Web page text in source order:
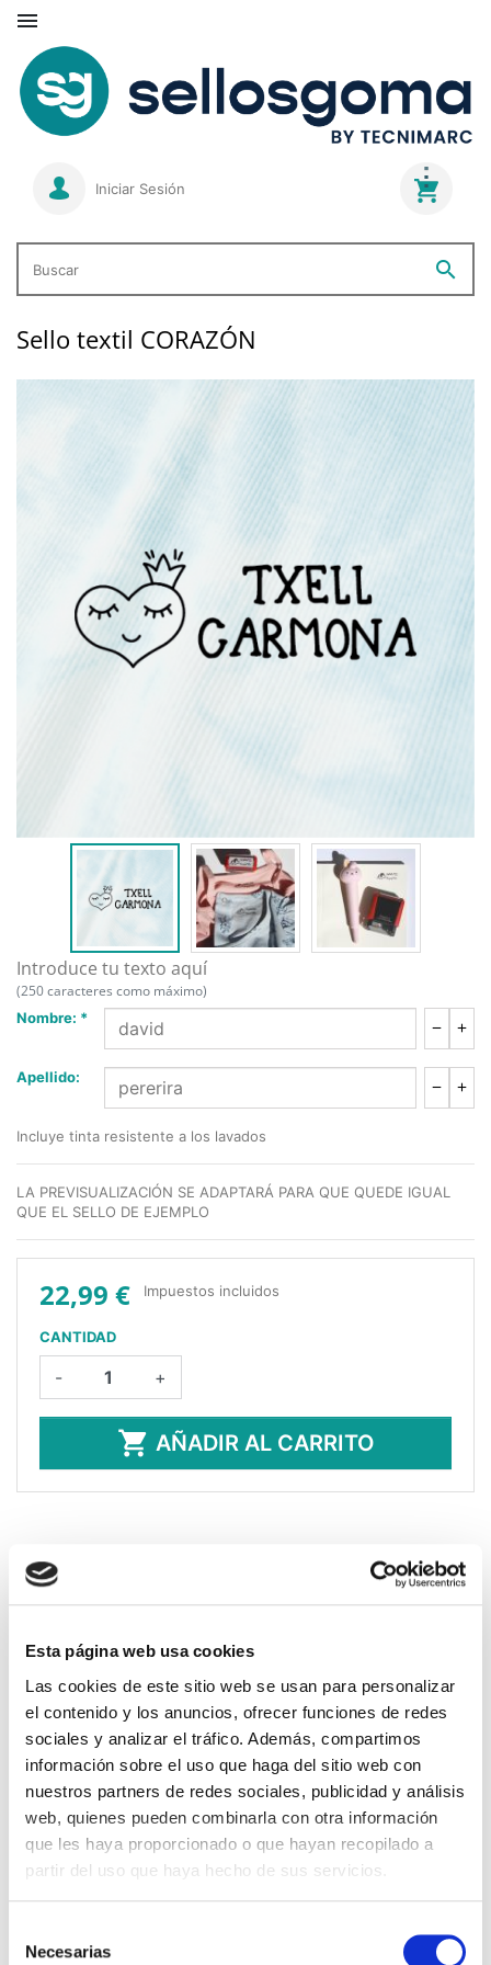
Esta página web usa cookies
Las cookies de este sitio web se usan para personalizar
el contenido y los anuncios, ofrecer funciones de redes
sociales y analizar el tráfico. Además, compartimos
información sobre el uso que haga del sitio web con
nuestros partners de redes sociales, publicidad y análisis
web, quienes pueden combinarla con otra información
que les haya proporcionado o que hayan recopilado a
partir del uso que haya hecho de sus servicios.
Necesarias

Iniciar Sesión
Buscar
search
Sello textil CORAZÓN
22,99 € Impuestos incluidos
CANTIDAD
- +
 AÑADIR AL CARRITO
Incluye tinta resistente a los lavados
LA PREVISUALIZACIÓN SE ADAPTARÁ PARA QUE QUEDE IGUAL
QUE EL SELLO DE EJEMPLO
Introduce tu texto aquí
(250 caracteres como máximo)
Nombre: *
Apellido:
Sello Corazón: la mejor opción
para marcar ropa y pertenencias
Marca ropa fácilmente con el Sello Corazón,
resistente y duradero
ElSello Corazónes la solución ideal para
quienes buscan marcar ropade manera
rápida, sencilla y duradera. Diseñado
especialmente para resistir el uso diario,
lavados frecuentes y el paso del tiempo,
este sello textil se ha convertido en una
herramienta imprescindible para padres,
profesores y cuidadores que necesitan
identificar prendas con facilidad. Gracias a